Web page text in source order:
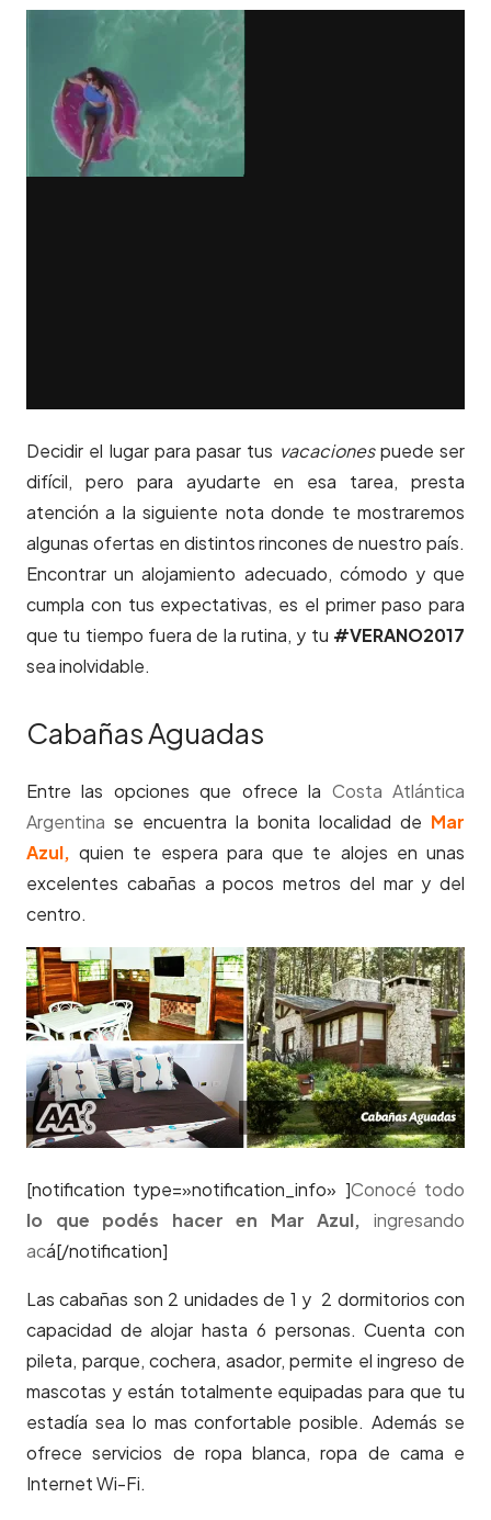
Decidir el lugar para pasar tus vacacionespuede ser
difícil, pero para ayudarte en esa tarea, presta
atención a la siguiente nota donde te mostraremos
algunas ofertas en distintos rincones de nuestro país.
Encontrar un alojamiento adecuado, cómodo y que
cumpla con tus expectativas, es el primer paso para
que tu tiempo fuera de la rutina, y tu #VERANO2017
sea inolvidable.
Cabañas Aguadas
Entre las opciones que ofrece la Costa Atlántica
Argentina se encuentra la bonita localidad de Mar
Azul, quien te espera para que te alojes en unas
excelentes cabañas a pocos metros del mar y del
centro.
[notification type=»notification_info» ]Conocé todo
lo que podés hacer en Mar Azul, ingresando
acá[/notification]
Las cabañas son 2 unidades de 1 y 2 dormitorios con
capacidad de alojar hasta 6 personas. Cuenta con
pileta, parque, cochera, asador, permite el ingreso de
mascotas y están totalmente equipadas para que tu
estadía sea lo mas confortable posible. Además se
ofrece servicios de ropa blanca, ropa de cama e
Internet Wi-Fi.